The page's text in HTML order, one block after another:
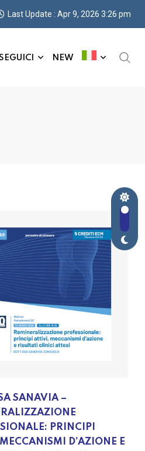
Last Update : Apr 9, 2026 3:26 pm
NEW
SANAVIA –
PRINCIPI
D’AZIONE E